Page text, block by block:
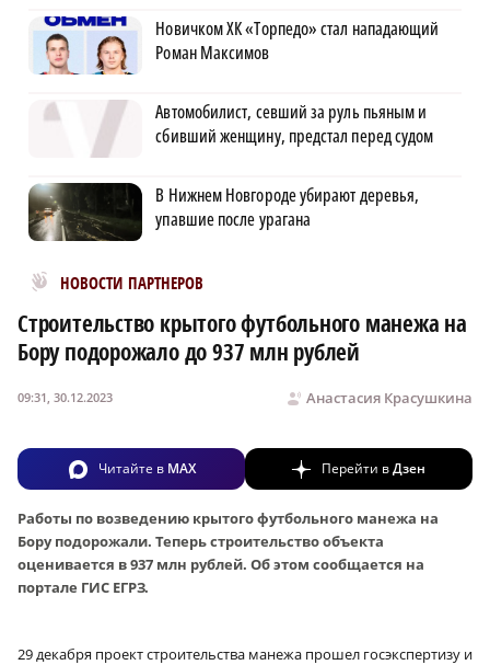
Новичком ХК «Торпедо» стал нападающий
Роман Максимов
Автомобилист, севший за руль пьяным и
сбивший женщину, предстал перед судом
В Нижнем Новгороде убирают деревья,
упавшие после урагана
НОВОСТИ ПАРТНЕРОВ
Новости МирТесен
Строительство крытого футбольного манежа на
Бору подорожало до 937 млн рублей
Анастасия Красушкина
09:31, 30.12.2023
Читайте в MAX Перейти вДзен
Работы по возведению крытого футбольного манежа на
Бору подорожали. Теперь строительство объекта
оценивается в 937 млн рублей. Об этом сообщается на
портале ГИС ЕГРЗ.
29 декабря проект строительства манежа прошел госэкспертизу и